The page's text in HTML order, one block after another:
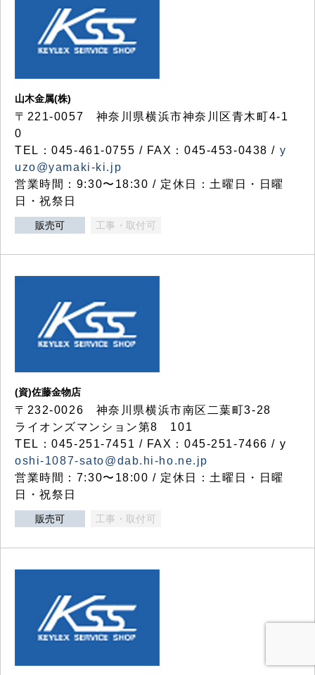
山木金属(株)
〒221-0057 神奈川県横浜市神奈川区青木町4-1
0
TEL：045-461-0755 / FAX：045-453-0438 / y
uzo@yamaki-ki.jp
営業時間：9:30〜18:30 / 定休日：土曜日・日曜
日・祝祭日
販売可 工事・取付可
(資)佐藤金物店
〒232-0026 神奈川県横浜市南区二葉町3-28
ライオンズマンション第8 101
TEL：045-251-7451 / FAX：045-251-7466 / y
oshi-1087-sato@dab.hi-ho.ne.jp
営業時間：7:30〜18:00 / 定休日：土曜日・日曜
日・祝祭日
販売可 工事・取付可